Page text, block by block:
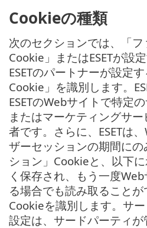
Cookieの種類
次のセクションでは、「フ
Cookie」またはESETが設
ESETのパートナーが設定
Cookie」を識別します。
ESETのWebサイトで特定
またはマーケティングサ
者です。さらに、ESETは
ザーセッションの期間に
ション」Cookieと、以下
く保存され、もう一度
る場合でも読み取ることが
Cookieを識別します。サ
設定は、サードパーティが